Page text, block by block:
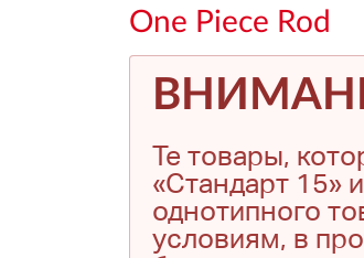
One Piece Rod
Те товары,
«Стандарт 15»
однотипного
условиям, в